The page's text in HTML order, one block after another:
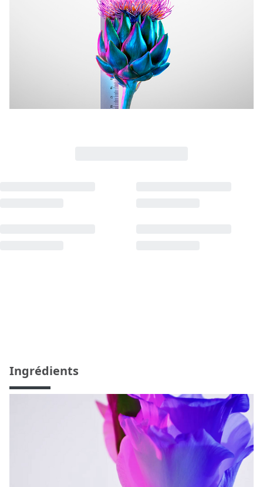
Ingrédients